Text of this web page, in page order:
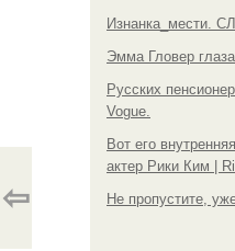
Изнанка_мести.
Эмма Гловер
Русских
Vogue.
Вот его
актер Рики Ким |
Не пропустите,
⇦